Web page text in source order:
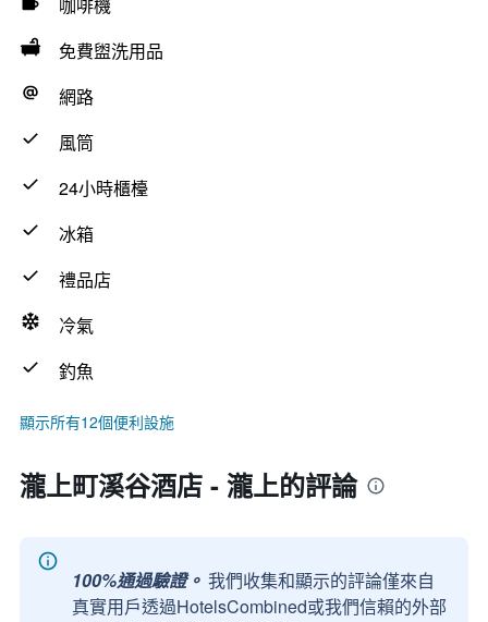
免費盥洗用品
網路
風筒
24小時櫃檯
冰箱
禮品店
冷氣
釣魚
顯示所有12個便利設施
瀧上町溪谷酒店 - 瀧上的評論
100%通過驗證。 我們收集和顯示的評論僅來自
真實用戶透過HotelsCombined或我們信賴的外部